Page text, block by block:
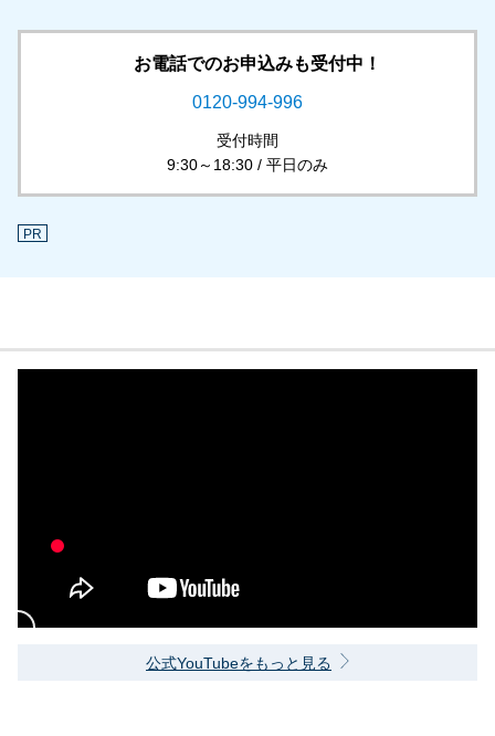
お電話でのお申込みも受付中！
0120-994-996
受付時間
9:30～18:30 / 平日のみ
PR
公式YouTubeをもっと見る